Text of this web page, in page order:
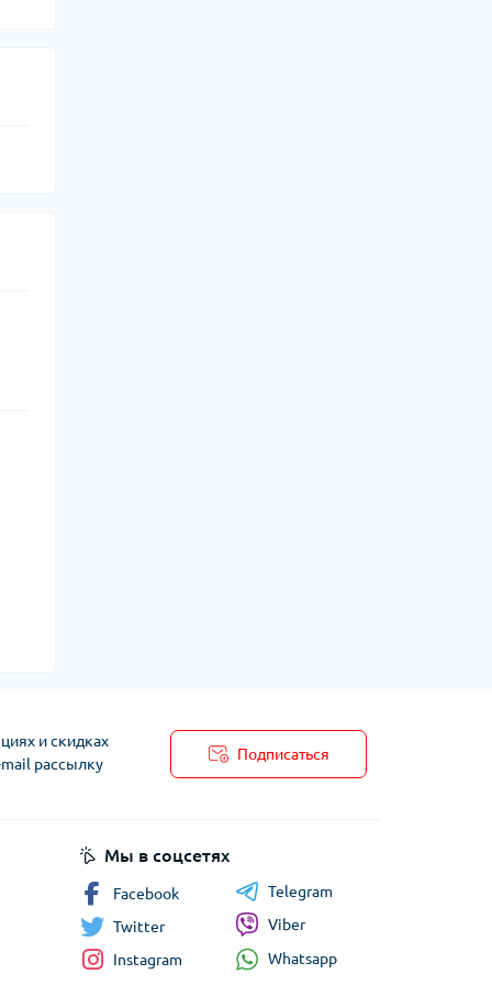
и скидках
рассылку
Подписаться
Мы в соцсетях
Facebook
Twitter
Instagram
Telegram
Viber
Whatsapp